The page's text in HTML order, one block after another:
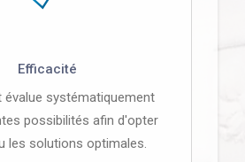
Efficacité
évalue systématiquement
possibilités afin d'opter
les solutions optimales.